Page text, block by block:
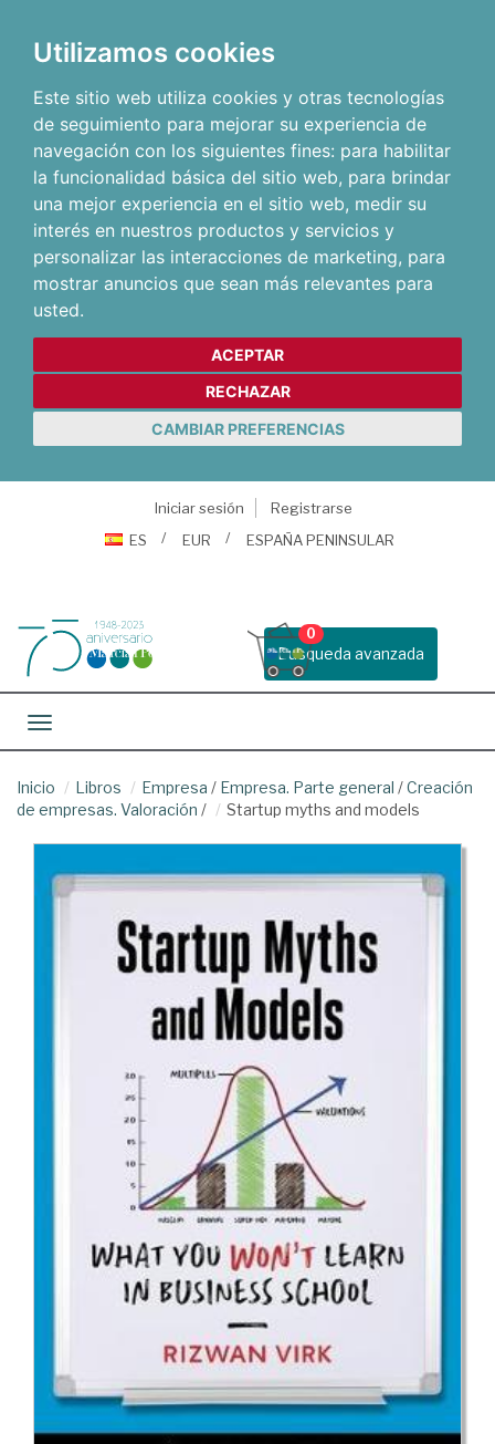
Utilizamos cookies
Este sitio web utiliza cookies y otras tecnologías
de seguimiento para mejorar su experiencia de
navegación con los siguientes fines: para habilitar
la funcionalidad básica del sitio web, para brindar
una mejor experiencia en el sitio web, medir su
interés en nuestros productos y servicios y
personalizar las interacciones de marketing, para
mostrar anuncios que sean más relevantes para
usted.
ACEPTAR
RECHAZAR
CAMBIAR PREFERENCIAS
Iniciar sesión
Registrarse
ES
EUR ESPAÑA PENINSULAR
Busqueda avanzada
0
Toggle navigation
Inicio Libros Empresa / Empresa. Parte general /Creación
de empresas. Valoración / Startup myths and models